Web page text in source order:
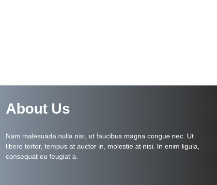
About Us
Nam malesuada nulla nisi, ut faucibus magna congue nec. Ut
libero tortor, tempus at auctor in, molestie at nisi. In enim ligula,
consequat eu feugiat a.